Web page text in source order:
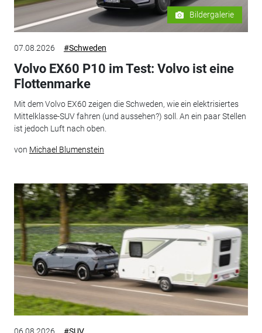
Bildergalerie
07.08.2026 #Schweden
Volvo EX60 P10 im Test: Volvo ist eine
Flottenmarke
Mit dem Volvo EX60 zeigen die Schweden, wie ein elektrisiertes
Mittelklasse-SUV fahren (und aussehen?) soll. An ein paar Stellen
ist jedoch Luft nach oben.
von Michael Blumenstein